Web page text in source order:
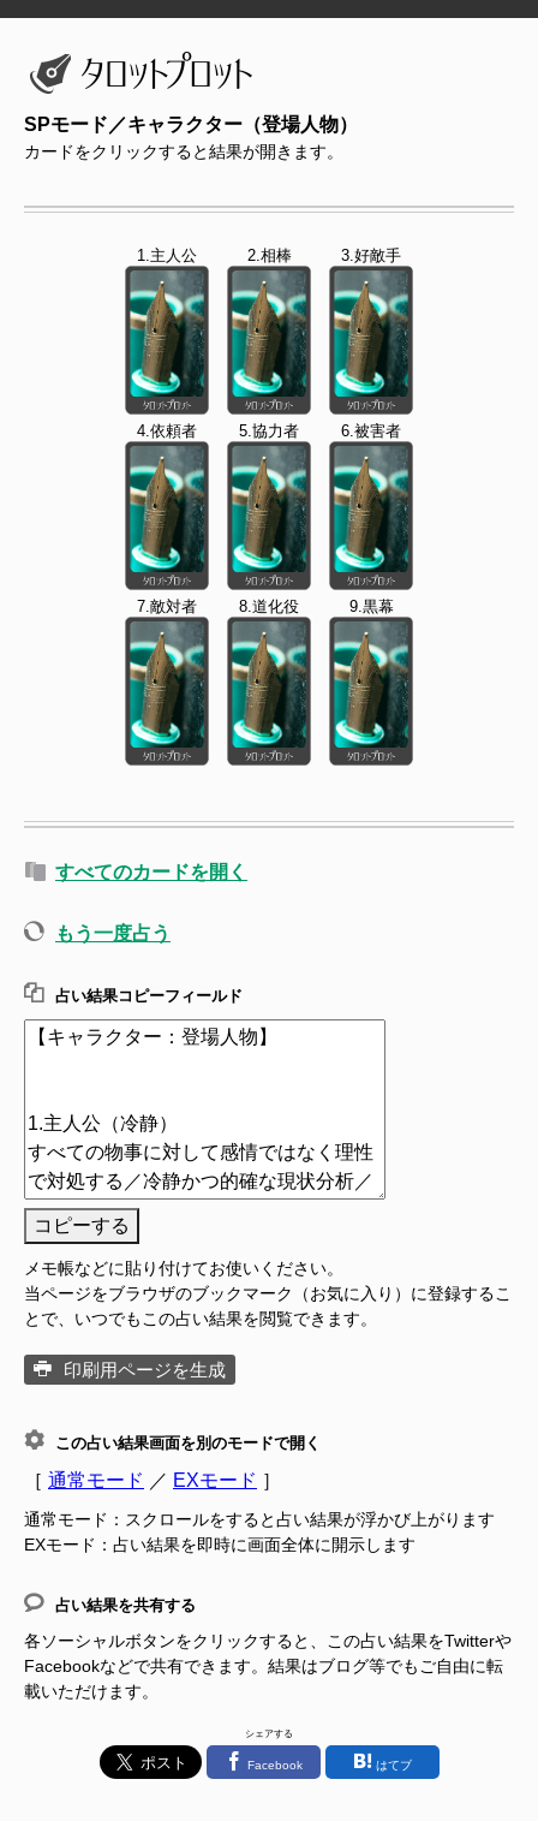
SPモード／キャラクター（登場人物）
カードをクリックすると結果が開きます。
1.主人公 2.相棒 3.好敵手
4.依頼者 5.協力者 6.被害者
7.敵対者 8.道化役 9.黒幕
すべてのカードを開く
もう一度占う
占い結果コピーフィールド
コピーする
メモ帳などに貼り付けてお使いください。
当ページをブラウザのブックマーク（お気に入り）に登録するこ
とで、いつでもこの占い結果を閲覧できます。
印刷用ページを生成
この占い結果画面を別のモードで開く
［ 通常モード ／ EXモード ］
通常モード：スクロールをすると占い結果が浮かび上がります
EXモード：占い結果を即時に画面全体に開示します
占い結果を共有する
各ソーシャルボタンをクリックすると、この占い結果をTwitterや
Facebookなどで共有できます。結果はブログ等でもご自由に転
載いただけます。
シェアする
Facebook はてブ